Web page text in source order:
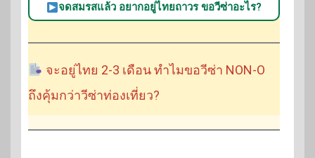
จดสมรสแล้ว อยากอยู่ไทยถาวร ขอวีซ่าอะไร?
จะอยู่ไทย 2-3 เดือน ทำไมขอวีซ่า NON-O
ถึงคุ้มกว่าวีซ่าท่องเที่ยว?